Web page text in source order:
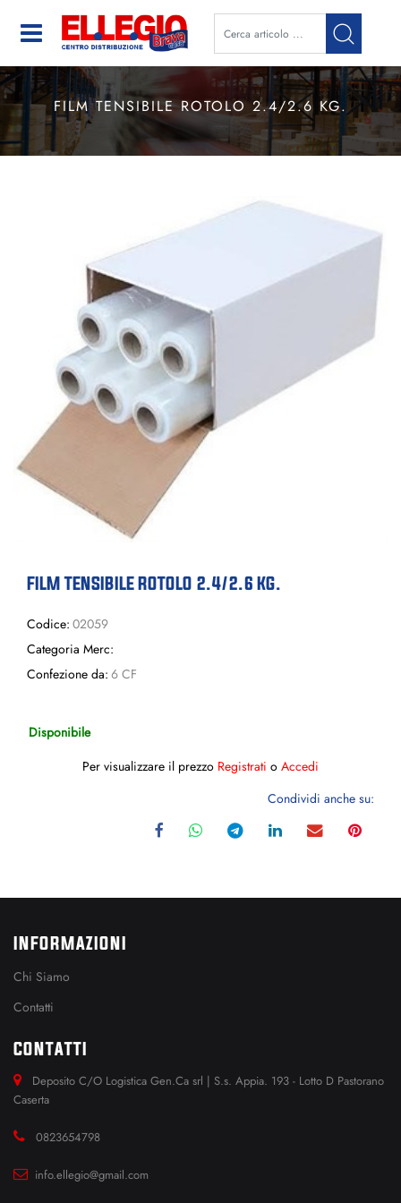
Open
FILM TENSIBILE ROTOLO 2.4/2.6 KG.
FILM TENSIBILE ROTOLO 2.4/2.6 KG.
Codice: 02059
Categoria Merc:
Confezione da: 6 CF
Disponibile
Per visualizzare il prezzo Registrati o Accedi
Condividi anche su:
INFORMAZIONI
Chi Siamo
Contatti
CONTATTI
Deposito C/O Logistica Gen.Ca srl | S.s. Appia. 193 - Lotto D Pastorano
Caserta
0823654798
info.ellegio@gmail.com